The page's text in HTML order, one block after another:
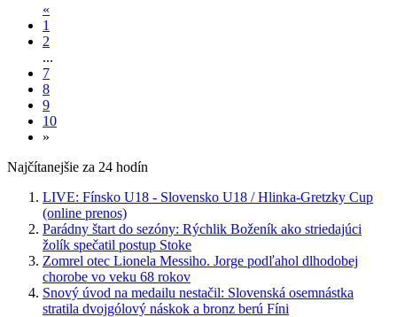
«
1
2
...
7
8
9
10
»
Najčítanejšie za 24 hodín
LIVE: Fínsko U18 - Slovensko U18 / Hlinka-Gretzky Cup
(online prenos)
Parádny štart do sezóny: Rýchlik Boženík ako striedajúci
žolík spečatil postup Stoke
Zomrel otec Lionela Messiho. Jorge podľahol dlhodobej
chorobe vo veku 68 rokov
Snový úvod na medailu nestačil: Slovenská osemnástka
stratila dvojgólový náskok a bronz berú Fíni